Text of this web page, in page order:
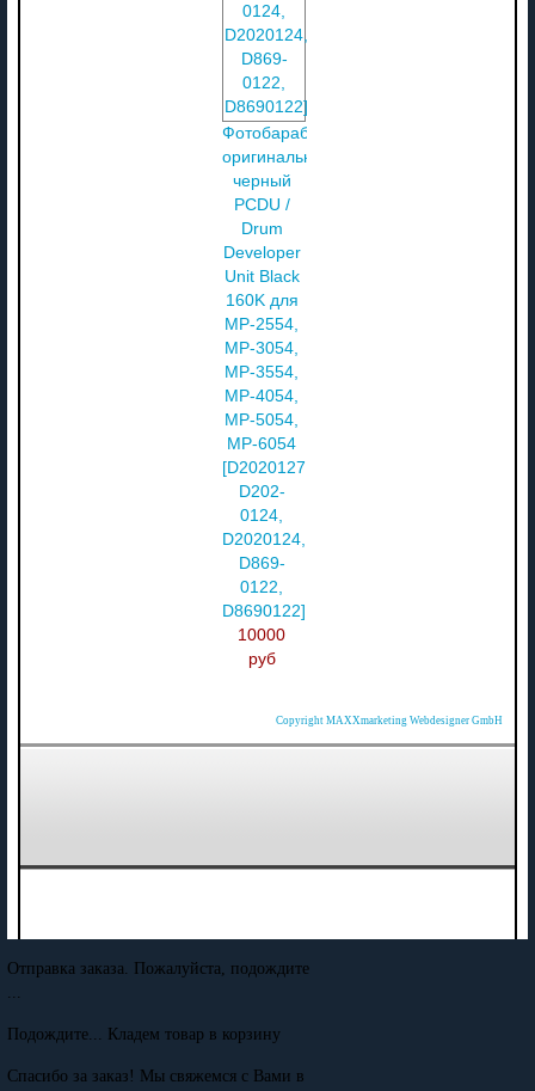
Фотобарабан
оригинальный
черный
PCDU /
Drum
Developer
Unit Black
160K для
MP-2554,
MP-3054,
MP-3554,
MP-4054,
MP-5054,
MP-6054
[D2020127,
D202-
0124,
D2020124,
D869-
0122,
D8690122]
10000
руб
Copyright MAXXmarketing Webdesigner GmbH
Отправка заказа. Пожалуйста, подождите
Подождите... Кладем товар в корзину
Спасибо за заказ! Мы свяжемся с Вами в